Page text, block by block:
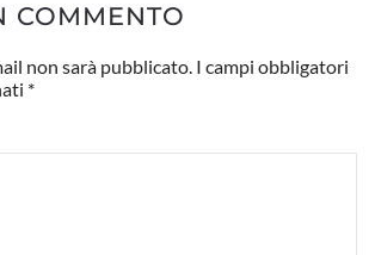
COMMENTO
non sarà pubblicato. I campi obbligatori
*